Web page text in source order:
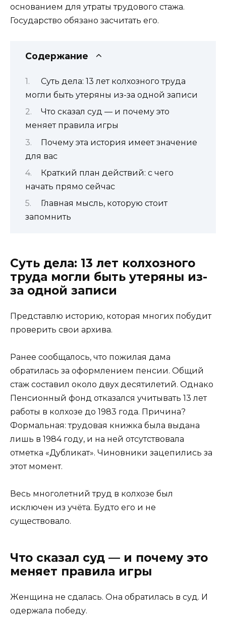
основанием для утраты трудового стажа.
Государство обязано засчитать его.
Содержание
Суть дела: 13 лет колхозного труда
могли быть утеряны из-за одной записи
Что сказал суд — и почему это
меняет правила игры
Почему эта история имеет значение
для вас
Краткий план действий: с чего
начать прямо сейчас
Главная мысль, которую стоит
запомнить
Суть дела: 13 лет колхозного
труда могли быть утеряны из-
за одной записи
Представлю историю, которая многих побудит
проверить свои архива.
Ранее сообщалось, что пожилая дама
обратилась за оформлением пенсии. Общий
стаж составил около двух десятилетий. Однако
Пенсионный фонд отказался учитывать 13 лет
работы в колхозе до 1983 года. Причина?
Формальная: трудовая книжка была выдана
лишь в 1984 году, и на ней отсутствовала
отметка «Дубликат». Чиновники зацепились за
этот момент.
Весь многолетний труд в колхозе был
исключен из учёта. Будто его и не
существовало.
Что сказал суд — и почему это
меняет правила игры
Женщина не сдалась. Она обратилась в суд. И
одержала победу.